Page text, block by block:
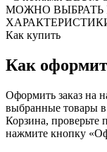
МОЖНО ВЫБРАТЬ
Как купить
Как
Оформить заказ на
выбранные товары в
Корзина, проверьте
нажмите кнопку